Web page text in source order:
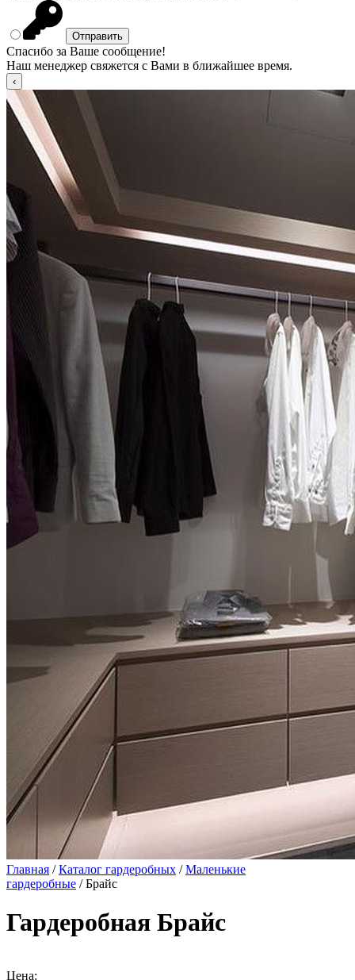
Спасибо за Ваше сообщение!
Наш менеджер свяжется с Вами в ближайшее время.
Главная /Каталог гардеробных /Маленькие
гардеробные / Брайс
Гардеробная Брайс
Цена: